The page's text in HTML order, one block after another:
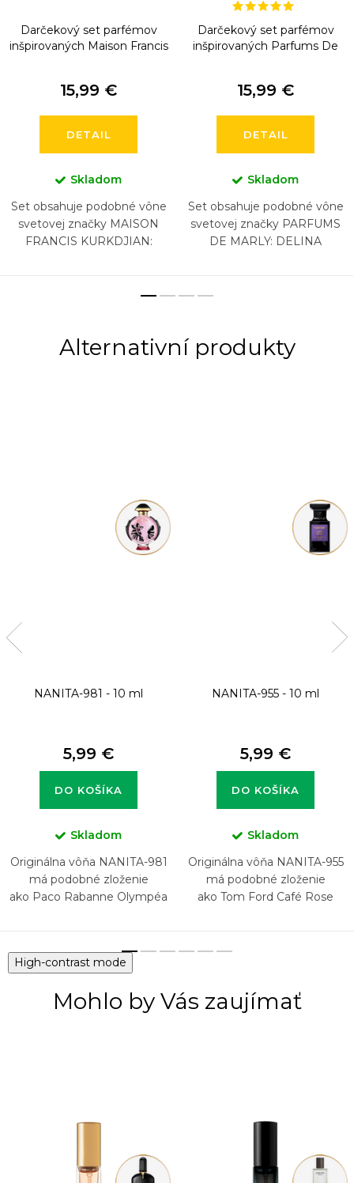
Darčekový set parfémov
inšpirovaných Maison Francis
15,99 €
DETAIL
Skladom
Set obsahuje podobné vône
svetovej značky MAISON
FRANCIS KURKDJIAN:
EXTRAIT, AQUA VITAE, 724,
Darčekový set parfémov
inšpirovaných Parfums De
15,99 €
DETAIL
Skladom
Set obsahuje podobné vône
svetovej značky PARFUMS
DE MARLY: DELINA
NANITA-981 - 10 ml
5,99 €
DO KOŠÍKA
Skladom
Originálna vôňa NANITA-981
má podobné zloženie
ako Paco Rabanne Olympéa
NANITA-955 - 10 ml
5,99 €
DO KOŠÍKA
Skladom
Originálna vôňa NANITA-955
má podobné zloženie
ako Tom Ford Café Rose
High-contrast mode
Mohlo by Vás zaujímať